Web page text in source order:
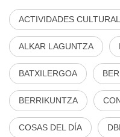
ACTIVIDADES
ALKAR LAGUNTZA
BATXILERGOA
BERRIKUNTZA
COSAS DEL DÍA